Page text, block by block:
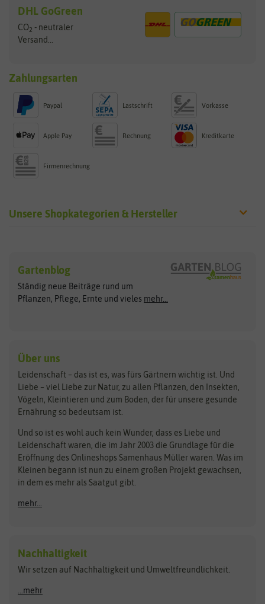
DHL GoGreen
CO2 - neutraler
Versand...
Zahlungsarten
Paypal Lastschrift Vorkasse
Apple Pay Rechnung Kreditkarte
Firmenrechnung
Unsere Shopkategorien & Hersteller
Exotische Samen
Gemüsesamen
Gründünger
Kräutersamen
Obstsamen
Pilzbrut
Rasensamen
Steckzwiebeln
Zimmer & Kübelpflanzen
Kataloge
Schnäppchen
Anzucht & Gartenzubehör
Anzuchtschalen
Heizmatte & Heizkabel
Kokos-Quelltabletten
Zimmergewächshaus
Arche Noah
ASB Greenworld
Benary
Bingenheimer Saatgut
Bionana
BIOWOL
Blumicorn
Bûten Birds
Carl Pabst
Clever Pots
COMPO
Dürr-Samen
Feldsaaten Freudenberger
Fertil
Flora Elite
Florissa
Flortis
Hortitops
Gartenblog
Ständig neue Beiträge rund um
Pflanzen, Pflege, Ernte und vieles mehr...
Über uns
Leidenschaft – das ist es, was fürs Gärtnern wichtig ist. Und
Liebe – viel Liebe zur Natur, zu allen Pflanzen, den Insekten,
Vögeln, Kleintieren und zum Boden, der für unsere gesunde
Ernährung so bedeutsam ist.
Und so ist es wohl auch kein Wunder, dass es Liebe und
Leidenschaft waren, die im Jahr 2003 die Grundlage für die
Eröffnung des Onlineshops Samenhaus Müller waren. Was im
Kleinen begann ist nun zu einem großen Projekt gewachsen,
in dem es mehr als Saatgut gibt.
mehr...
Nachhaltigkeit
Wir setzen auf Nachhaltigkeit und Umweltfreundlichkeit.
...mehr